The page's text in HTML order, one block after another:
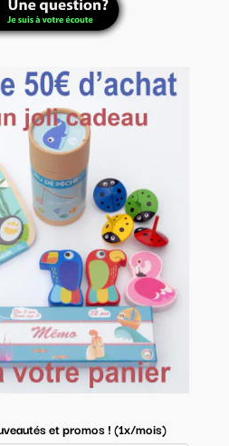
et promos ! (1x/mois)